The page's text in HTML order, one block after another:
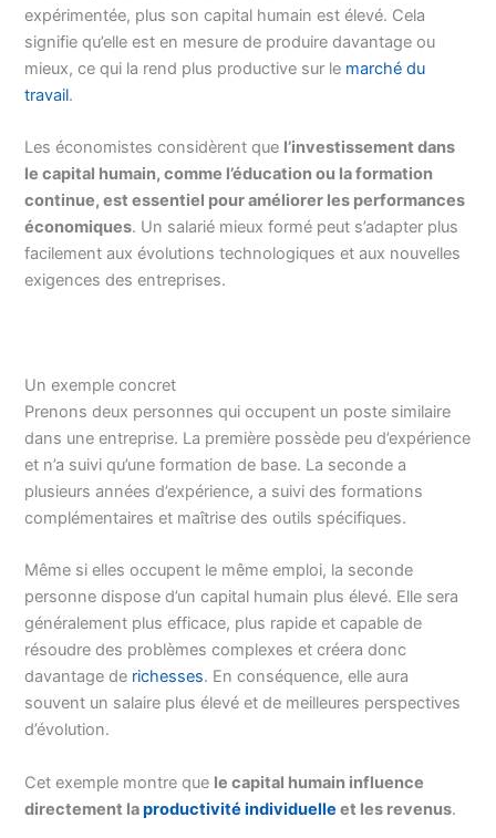
expérimentée, plus son capital humain est élevé. Cela
signifie qu’elle est en mesure de produire davantage ou
mieux, ce qui la rend plus productive sur le marché du
travail.
Les économistes considèrent que l’investissement dans
le capital humain, comme l’éducation ou la formation
continue, est essentiel pour améliorer les performances
économiques. Un salarié mieux formé peut s’adapter plus
facilement aux évolutions technologiques et aux nouvelles
exigences des entreprises.
Un exemple concret
Prenons deux personnes qui occupent un poste similaire
dans une entreprise. La première possède peu d’expérience
et n’a suivi qu’une formation de base. La seconde a
plusieurs années d’expérience, a suivi des formations
complémentaires et maîtrise des outils spécifiques.
Même si elles occupent le même emploi, la seconde
personne dispose d’un capital humain plus élevé. Elle sera
généralement plus efficace, plus rapide et capable de
résoudre des problèmes complexes et créera donc
davantage de richesses. En conséquence, elle aura
souvent un salaire plus élevé et de meilleures perspectives
d’évolution.
Cet exemple montre que le capital humain influence
directement laproductivité individuelle et les revenus.